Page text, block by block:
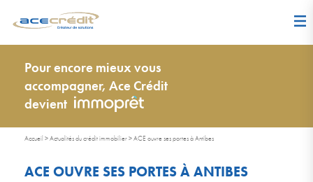
Pour encore mieux vous
accompagner, Ace Crédit
devient
Accueil >Actualités du crédit immobilier>ACE ouvre ses portes à Antibes
ACE OUVRE SES PORTES À ANTIBES